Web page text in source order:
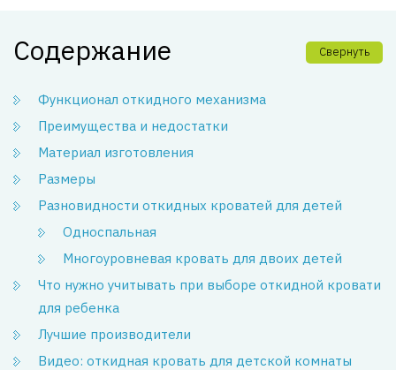
Содержание Свернуть
Функционал откидного механизма
Преимущества и недостатки
Материал изготовления
Размеры
Разновидности откидных кроватей для детей
Односпальная
Многоуровневая кровать для двоих детей
Что нужно учитывать при выборе откидной кровати
для ребенка
Лучшие производители
Видео: откидная кровать для детской комнаты